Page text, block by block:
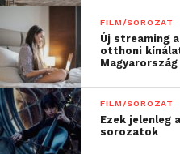
körpanoráma)című műben
vehetünk szemügyre egy
megismerjük azt a
hétköznapi emberek a
felé fordulnak.
A kilenc filmből álló
programjaITT
FILM/SOROZAT
Új streaming
otthoni
Magyarország
FILM/SOROZAT
Ezek jelenleg
sorozatok